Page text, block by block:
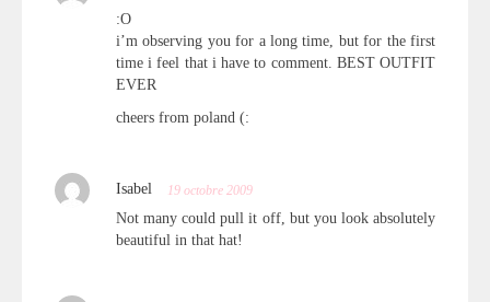
:O
i’m observing you for a long time, but for the first
time i feel that i have to comment. BEST OUTFIT
EVER
cheers from poland (:
Isabel 19 octobre 2009
Not many could pull it off, but you look absolutely
beautiful in that hat!